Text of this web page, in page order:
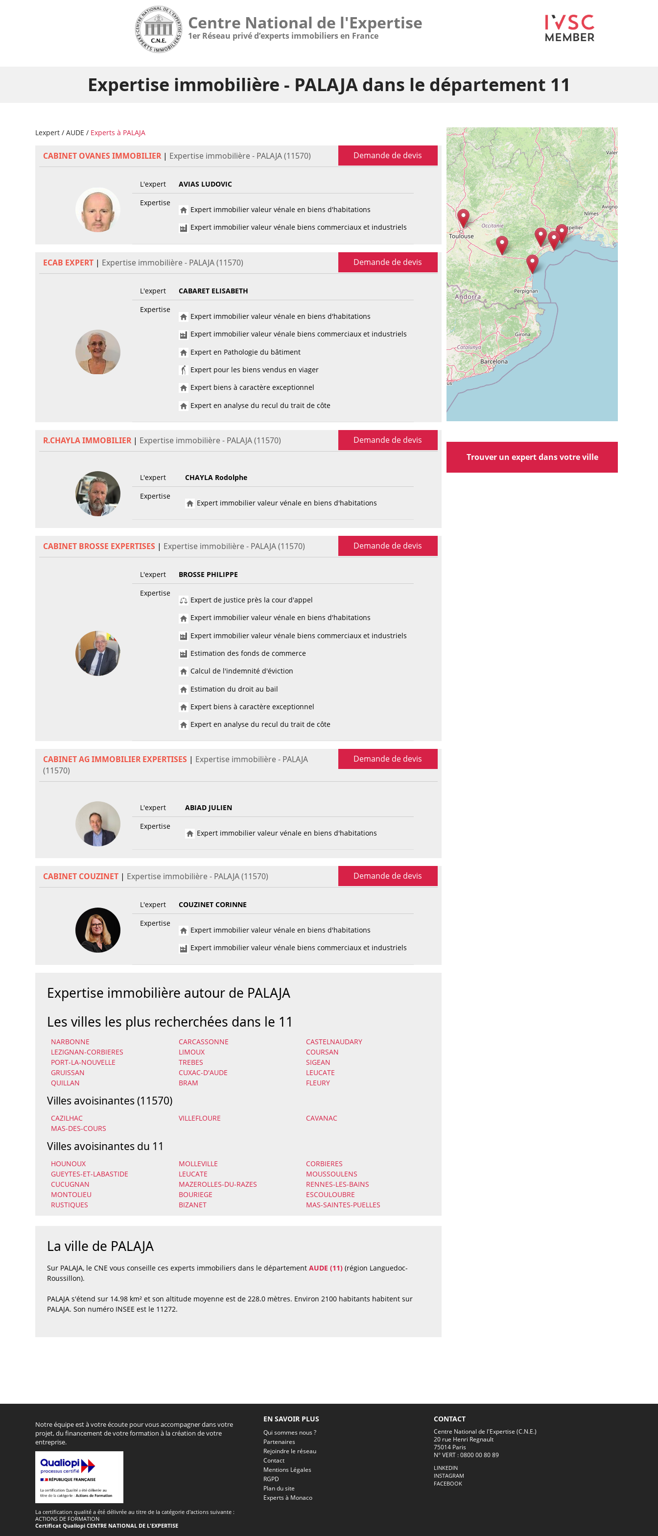
Centre National de l'Expertise
1er Réseau privé d’experts immobiliers en France
Expertise immobilière - PALAJA dans le département 11
Lexpert / AUDE / Experts à PALAJA
CABINET OVANES IMMOBILIER | Expertise immobilière - PALAJA (11570) Demande de devis
L'expert
AVIAS LUDOVIC
Expertise
Expert immobilier valeur vénale en biens d'habitations
Expert immobilier valeur vénale biens commerciaux et industriels
ECAB EXPERT | Expertise immobilière - PALAJA (11570) Demande de devis
L'expert
CABARET ELISABETH
Expertise
Expert immobilier valeur vénale en biens d'habitations
Expert immobilier valeur vénale biens commerciaux et industriels
Expert en Pathologie du bâtiment
Expert pour les biens vendus en viager
Expert biens à caractère exceptionnel
Expert en analyse du recul du trait de côte
R.CHAYLA IMMOBILIER | Expertise immobilière - PALAJA (11570) Demande de devis
L'expert
CHAYLA Rodolphe
Expertise
Expert immobilier valeur vénale en biens d'habitations
CABINET BROSSE EXPERTISES | Expertise immobilière - PALAJA (11570) Demande de devis
L'expert
BROSSE PHILIPPE
Expertise
Expert de justice près la cour d'appel
Expert immobilier valeur vénale en biens d'habitations
Expert immobilier valeur vénale biens commerciaux et industriels
Estimation des fonds de commerce
Calcul de l'indemnité d'éviction
Estimation du droit au bail
Expert biens à caractère exceptionnel
Expert en analyse du recul du trait de côte
CABINET AG IMMOBILIER EXPERTISES | Expertise immobilière - PALAJA
(11570)
Demande de devis
L'expert
ABIAD JULIEN
Expertise
Expert immobilier valeur vénale en biens d'habitations
CABINET COUZINET | Expertise immobilière - PALAJA (11570) Demande de devis
L'expert
COUZINET CORINNE
Expertise
Expert immobilier valeur vénale en biens d'habitations
Expert immobilier valeur vénale biens commerciaux et industriels
Expertise immobilière autour de PALAJA
Les villes les plus recherchées dans le 11
NARBONNE CARCASSONNE
CASTELNAUDARY
LEZIGNAN-CORBIERES
LIMOUX
COURSAN
PORT-LA-NOUVELLE
TREBES
SIGEAN
GRUISSAN
CUXAC-D'AUDE
LEUCATE
QUILLAN
BRAM FLEURY
Villes avoisinantes (11570)
CAZILHAC VILLEFLOURE
CAVANAC
MAS-DES-COURS
Villes avoisinantes du 11
HOUNOUX MOLLEVILLE
CORBIERES
GUEYTES-ET-LABASTIDE
LEUCATE
MOUSSOULENS
CUCUGNAN
MAZEROLLES-DU-RAZES
RENNES-LES-BAINS
MONTOLIEU
BOURIEGE
ESCOULOUBRE
RUSTIQUES
BIZANET MAS-SAINTES-PUELLES
La ville de PALAJA
Sur PALAJA, le CNE vous conseille ces experts immobiliers dans le département AUDE (11) (région Languedoc-
Roussillon).
PALAJA s'étend sur 14.98 km² et son altitude moyenne est de 228.0 mètres. Environ 2100 habitants habitent sur
PALAJA. Son numéro INSEE est le 11272.
Trouver un expert dans votre ville
Notre équipe est à votre écoute pour vous accompagner dans votre
projet, du financement de votre formation à la création de votre
entreprise.
La certification qualité a été délivrée au titre de la catégorie d'actions suivante :
ACTIONS DE FORMATION
Certificat Qualiopi CENTRE NATIONAL DE L'EXPERTISE
EN SAVOIR PLUS
Qui sommes nous ?
Partenaires
Rejoindre le réseau
Contact
Mentions Légales
RGPD
Plan du site
Experts à Monaco
CONTACT
Centre National de l'Expertise (C.N.E.)
20 rue Henri Regnault
75014 Paris
N° VERT : 0800 00 80 89
LINKEDIN
INSTAGRAM
FACEBOOK